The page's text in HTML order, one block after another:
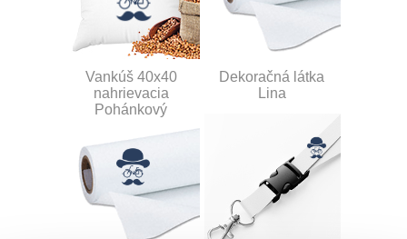
Vankúš 40x40
nahrievacia
Pohánkový
Dekoračná látka
Lina